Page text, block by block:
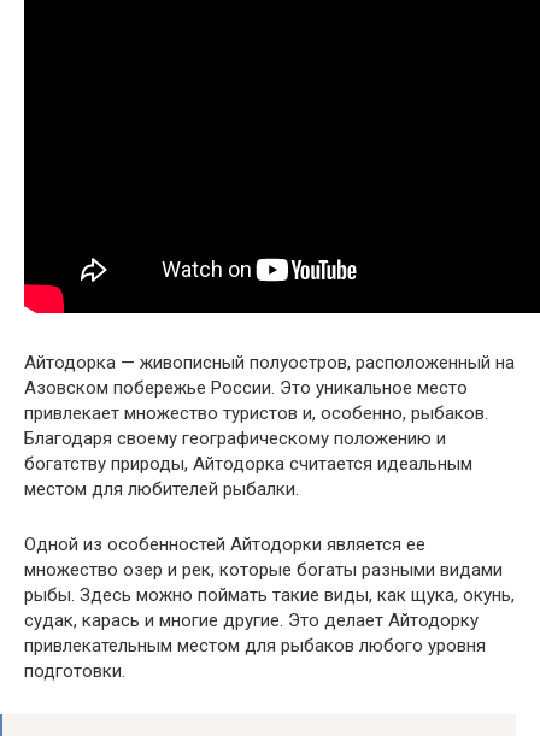
Айтодорка — живописный полуостров, расположенный на
Азовском побережье России. Это уникальное место
привлекает множество туристов и, особенно, рыбаков.
Благодаря своему географическому положению и
богатству природы, Айтодорка считается идеальным
местом для любителей рыбалки.
Одной из особенностей Айтодорки является ее
множество озер и рек, которые богаты разными видами
рыбы. Здесь можно поймать такие виды, как щука, окунь,
судак, карась и многие другие. Это делает Айтодорку
привлекательным местом для рыбаков любого уровня
подготовки.